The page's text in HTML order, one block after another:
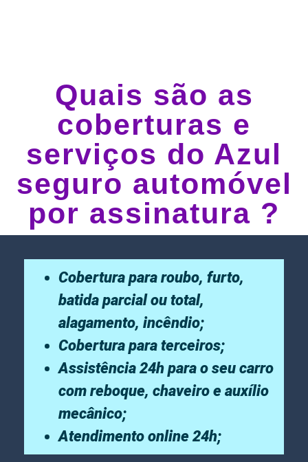
Quais são as
coberturas e
serviços do Azul
seguro automóvel
por assinatura ?
Cobertura para roubo, furto,
batida parcial ou total,
alagamento, incêndio;
Cobertura para terceiros;
Assistência 24h para o seu carro
com reboque, chaveiro e auxílio
mecânico;
Atendimento online 24h;